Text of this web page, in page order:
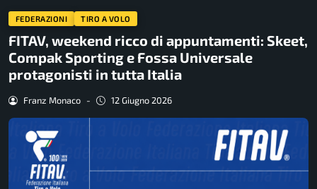
FEDERAZIONI TIRO A VOLO
FITAV, weekend ricco di appuntamenti: Skeet,
Compak Sporting e Fossa Universale
protagonisti in tutta Italia
Franz Monaco - 12 Giugno 2026